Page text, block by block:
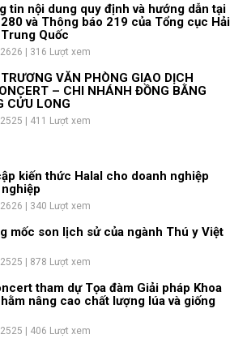
tin nội dung quy định và hướng dẫn tại
và Thông báo 219 của Tổng cục Hải
Quốc
| 316 Lượt xem
VĂN PHÒNG GIAO DỊCH
– CHI NHÁNH ĐỒNG BẰNG
CỬU LONG
| 411 Lượt xem
kiến thức Halal cho doanh nghiệp
| 340 Lượt xem
mốc son lịch sử của ngành Thú y Việt
| 878 Lượt xem
tham dự Tọa đàm Giải pháp Khoa
nâng cao chất lượng lúa và giống
| 406 Lượt xem